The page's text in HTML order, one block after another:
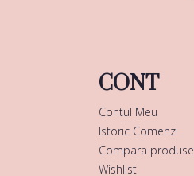
CONT
Contul Meu
Istoric Comenzi
Compara produse
Wishlist